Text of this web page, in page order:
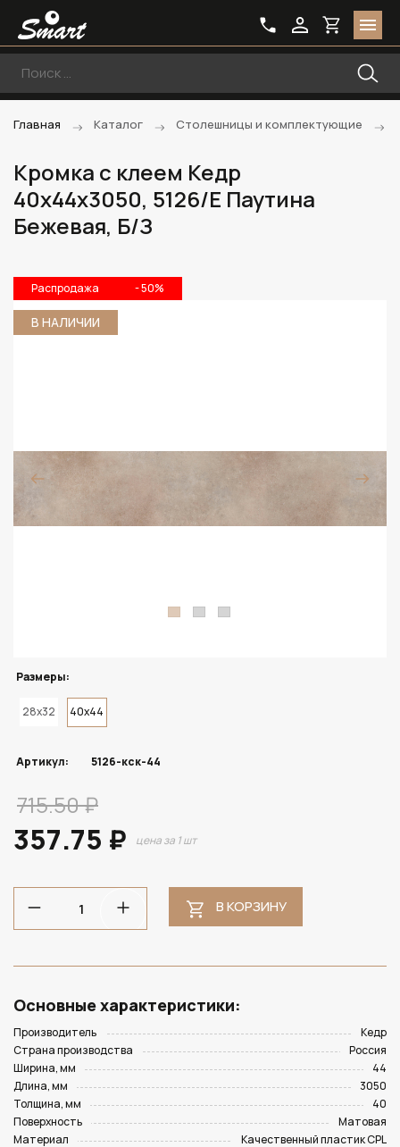
Главная Каталог Столешницы и комплектующие
Кромка с клеем Кедр
40х44х3050, 5126/E Паутина
Бежевая, Б/З
Распродажа - 50%
В НАЛИЧИИ
Размеры:
28x32 40x44
Артикул: 5126-кск-44
715.50 ₽
357.75 ₽ цена за 1 шт
В КОРЗИНУ
Основные характеристики:
Производитель
Кедр
Страна производства
Россия
Ширина, мм
44
Длина, мм
3050
Толщина, мм
40
Поверхность
Матовая
Материал
Качественный пластик CPL